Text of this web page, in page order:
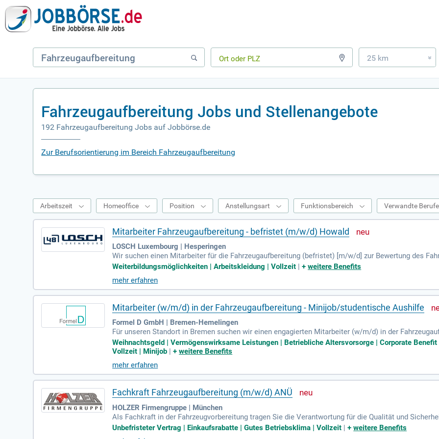
25 km »
Fahrzeugaufbereitung Jobs und Stellenangebote
192 Fahrzeugaufbereitung Jobs auf Jobbörse.de
Zur Berufsorientierung im Bereich Fahrzeugaufbereitung
Arbeitszeit Homeoffice Position Anstellungsart Funktionsbereich Verwandte Berufe
Mitarbeiter Fahrzeugaufbereitung - befristet (m/w/d) Howald
LOSCH Luxembourg | Hesperingen
Wir suchen einen Mitarbeiter für die Fahrzeugaufbereitung (befristet) [m/w/d] zur Bewertung des
häden. Zu Ihren Aufgaben gehören kleinere Instandsetzungsarbeiten, Qualitätskontrolle und die
ale Bewerber haben Erfahrung im Kfz-Bereich, technisches Verständnis und handwerkliches
weise sowie Teamfähigkeit sind ebenfalls wichtig. Gute Deutsch- und Französischkenntnisse sind
nd Englisch sind von Vorteil. Wir bieten ein attraktives Gehalt, umfassende
Weiterbildungsmöglichkeiten | Arbeitskleidung | Vollzeit |+weitere Benefits
mehr erfahren
Mitarbeiter (w/m/d) in der Fahrzeugaufbereitung - Minijob/studentische Aushilfe
Formel D GmbH | Bremen-Hemelingen
Für unseren Standort in Bremen suchen wir einen engagierten Mitarbeiter (w/m/d) in der
ntische Aushilfe. Zu deinen Aufgaben gehört das Entpacken der Neufahrzeuge und deren letzte
ür die Pflege des Interieurs und Exterieurs, um die Fahrzeuge in bestem Zustand zu übergeben. Du
ine Karriere in der Automobilbranche!
Weihnachtsgeld | Vermögenswirksame Leistungen | Betriebliche Altersvorsorge | Corporate Benefit
Vollzeit | Minijob |+weitere Benefits
mehr erfahren
Fachkraft Fahrzeugaufbereitung (m/w/d) ANÜ
HOLZER Firmengruppe | München
Als Fachkraft in der Fahrzeugvorbereitung tragen Sie die Verantwortung für die Qualität und
ben zählen die Pre-Delivery Inspection (PDI) sowie das Dokumentieren von Diagnose- und
d Polierarbeiten durch und beseitigen Mängel im Innen- und Außenbereich der Fahrzeuge. Auch
Unbefristeter Vertrag | Einkaufsrabatte | Gutes Betriebsklima | Vollzeit |+weitere Benefits